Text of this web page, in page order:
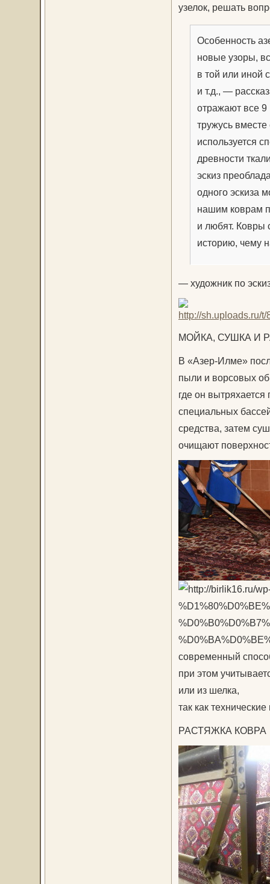
узелок, решать
Особенность
новые узоры,
в той или иной
и т.д., —
отражают все 9
тружусь
используется
древности
эскиз
одного эскиза
нашим коврам
и любят. Ковры
историю, чему
— художник по
МОЙКА, СУШКА И
В «Азер-Илме»
пыли и ворсовых
где он
специальных
средства, затем
очищают
современный
при этом
или из шелка,
так как
РАСТЯЖКА КОВРА